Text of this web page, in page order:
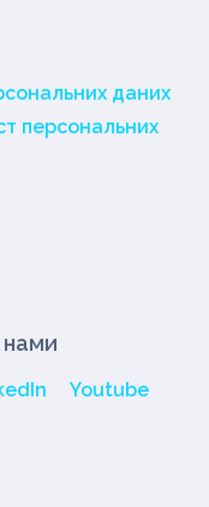
даних
персональних
нами
Youtube